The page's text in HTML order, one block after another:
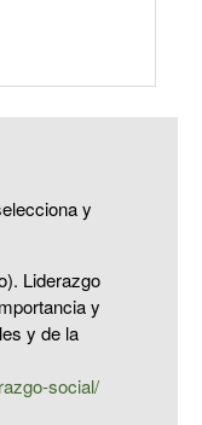
y
Liderazgo
y
y de la
social/